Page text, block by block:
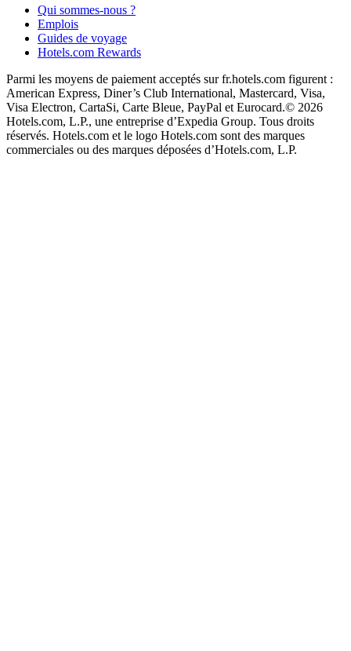
Qui sommes-nous ?
Emplois
Guides de voyage
Hotels.com Rewards
Parmi les moyens de paiement acceptés sur fr.hotels.com figurent :
American Express, Diner’s Club International, Mastercard, Visa,
Visa Electron, CartaSi, Carte Bleue, PayPal et Eurocard.© 2026
Hotels.com, L.P., une entreprise d’Expedia Group. Tous droits
réservés. Hotels.com et le logo Hotels.com sont des marques
commerciales ou des marques déposées d’Hotels.com, L.P.